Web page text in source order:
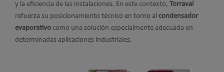
y la eficiencia de las instalaciones. En este contexto, Torraval
refuerza su posicionamiento técnico en torno al condensador
evaporativo como una solución especialmente adecuada en
determinadas aplicaciones industriales.